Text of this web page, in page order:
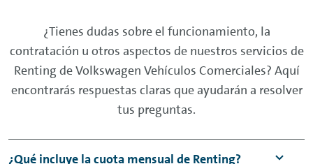
¿Tienes dudas sobre el funcionamiento, la
contratación u otros aspectos de nuestros servicios de
Renting de Volkswagen Vehículos Comerciales? Aquí
encontrarás respuestas claras que ayudarán a resolver
tus preguntas.
¿Qué incluye la cuota mensual de Renting?